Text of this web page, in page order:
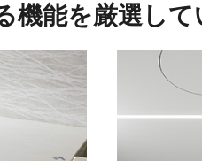
機能を厳選して